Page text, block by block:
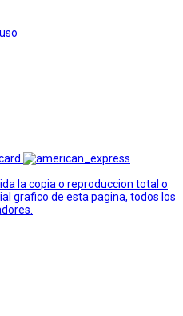
la copia o reproduccion total o
grafico de esta pagina, todos los